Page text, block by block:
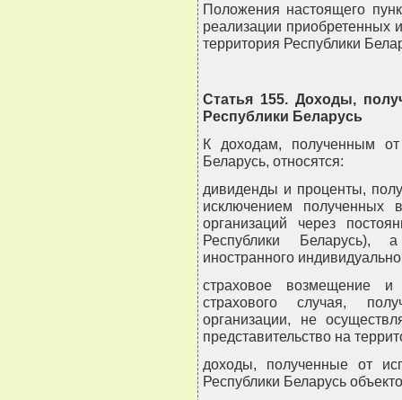
Положения настоящего
реализации приобретенных
территория Республики
Статья 155. Доходы,
Республики Беларусь
К доходам, полученным от
Беларусь, относятся:
дивиденды и проценты,
исключением полученных
организаций через
Республики
иностранного
страховое возмещение и
страхового случая,
организации, не
представительство на
доходы, полученные от
Республики Беларусь